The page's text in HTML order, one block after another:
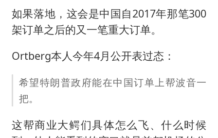
如果落地，这会是中国自2017年那笔300
架订单之后的又一笔重大订单。
Ortberg本人今年4月公开表过态：
希望特朗普政府能在中国订单上帮波音一
把。
这帮商业大鳄们具体怎么飞、什么时候